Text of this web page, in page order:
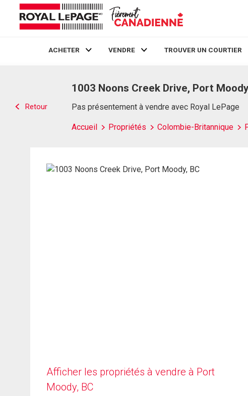
ACHETER VENDRE TROUVER UN COURTIER
Retour
1003 Noons Creek Drive, Port
Pas présentement à vendre avec Royal LePage
Accueil Propriétés Colombie-Britannique
Afficher les propriétés à vendre à Port
Moody, BC